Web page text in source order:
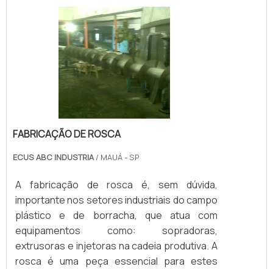
tipo de componente é,.
FABRICAÇÃO DE ROSCA
ECUS ABC INDUSTRIA/ MAUÁ - SP
A fabricação de rosca é, sem dúvida,
importante nos setores industriais do campo
plástico e de borracha, que atua com
equipamentos como: sopradoras,
extrusoras e injetoras na cadeia produtiva. A
rosca é uma peça essencial para estes